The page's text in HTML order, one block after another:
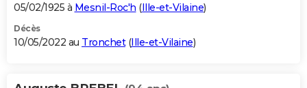
05/02/1925 à Mesnil-Roc'h (Ille-et-Vilaine)
Décès
10/05/2022 au Tronchet(Ille-et-Vilaine)